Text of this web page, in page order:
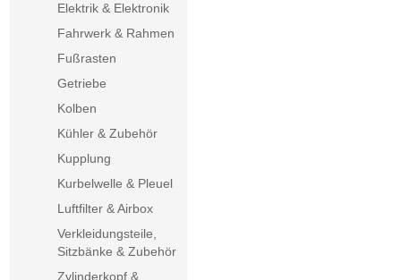
Elektrik & Elektronik
Fahrwerk & Rahmen
Fußrasten
Getriebe
Kolben
Kühler & Zubehör
Kupplung
Kurbelwelle & Pleuel
Luftfilter & Airbox
Verkleidungsteile,
Sitzbänke & Zubehör
Zylinderkopf &